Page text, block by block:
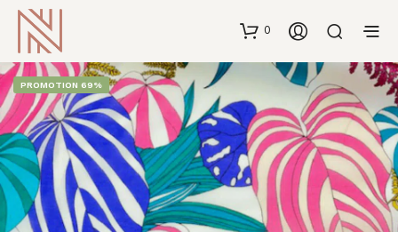
0
PROMOTION 69%